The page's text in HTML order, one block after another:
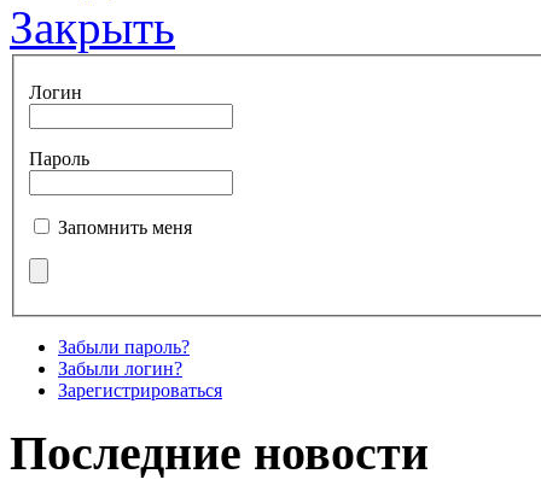
Закрыть
Логин
Пароль
Запомнить меня
Забыли пароль?
Забыли логин?
Зарегистрироваться
Последние новости